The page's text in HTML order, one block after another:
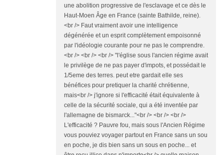
une abolition progressive de l'esclavage et ce dès le
Haut-Moen Âge en France (sainte Bathilde, reine).
<br /> Faut vraiment avoir une intelligence
dégénérée et un esprit complètement empoisonné
par l'idéologie courante pour ne pas le comprendre.
<br /> <br /> <br /> "l'église sous l'ancien régime avait
le privilège de ne pas payer d'impots, et possédait le
1/5eme des terres. peut etre gardait elle ses
bénéfices pour pretiquer la charité chrétienne,
mais<br /> j'ignore si l'efficacité était équivalente à
celle de la sécurité sociale, qui a été inventée par
l'allemagne de bismarck..."<br /> <br /> <br />
L'efficacité ? Pauvre fou, mais sous l'Ancien Régime
vous pouviez voyager partout en France sans un sou
en poche, je dis bien sans un sous en poche... et